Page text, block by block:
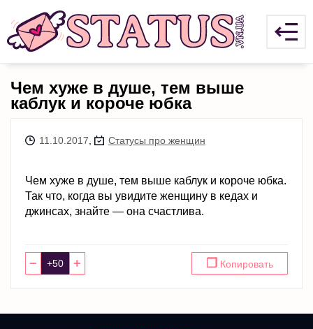
Чем хуже в душе, тем выше
каблук и короче юбка
11.10.2017 Статусы про женщин
Чем хуже в душе, тем выше каблук и короче юбка.
Так что, когда вы увидите женщину в кедах и
джинсах, знайте — она счастлива.
− + ❐ Копировать